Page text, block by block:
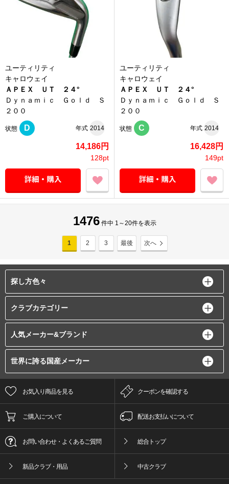
ユーティリティ
キャロウェイ
ＡＰＥＸ ＵＴ ２４°
Ｄｙｎａｍｉｃ Ｇｏｌｄ Ｓ
２００
状態 D 年式 2014
14,186円
128pt
ユーティリティ
キャロウェイ
ＡＰＥＸ ＵＴ ２４°
Ｄｙｎａｍｉｃ Ｇｏｌｄ Ｓ
２００
状態 C 年式 2014
16,428円
149pt
1476 件中 1～20件を表示
1 2 3 最後 次へ
探し方色々
クラブカテゴリー
人気メーカー&ブランド
世界に誇る国産メーカー
お気入り商品を見る クーポンを確認する
ご購入について 配送お支払いについて
お問い合わせ・よくあるご質問 総合トップ
新品クラブ・用品 中古クラブ